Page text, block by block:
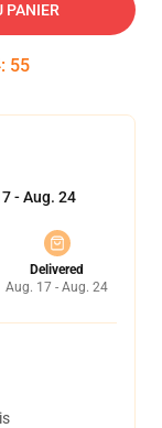
PANIER
: 54
- Aug. 24
Delivered
Aug. 17 - Aug. 24